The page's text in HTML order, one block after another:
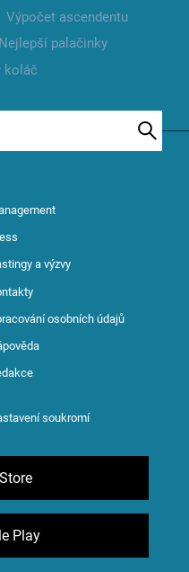
Výpočet ascendentu
Nejlepší palačinky
koláč
a výzvy
osobních údajů
soukromí
Play